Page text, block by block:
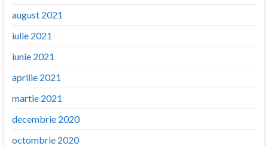
august 2021
iulie 2021
iunie 2021
aprilie 2021
martie 2021
decembrie 2020
octombrie 2020